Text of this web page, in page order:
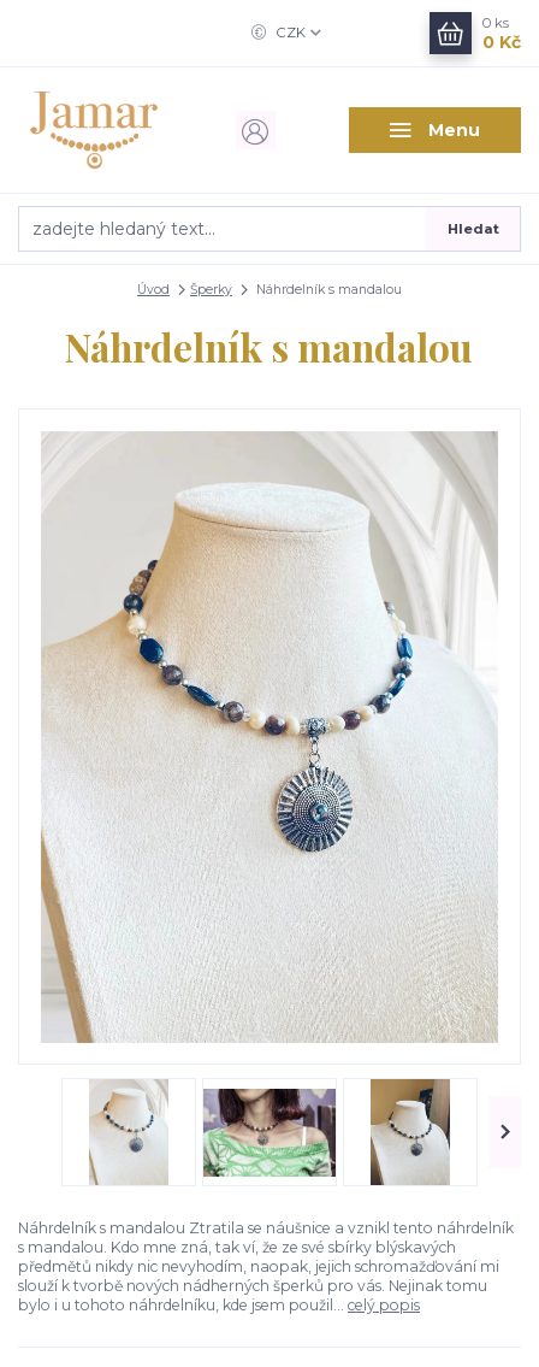
Menu
CZK
Hledat
0 ks
0 Kč
Úvod Šperky Náhrdelník s mandalou
Náhrdelník s mandalou
Náhrdelník s mandalou Ztratila se náušnice a vznikl tento náhrdelník
s mandalou. Kdo mne zná, tak ví, že ze své sbírky blýskavých
předmětů nikdy nic nevyhodím, naopak, jejich schromažďování mi
slouží k tvorbě nových nádherných šperků pro vás. Nejinak tomu
bylo i u tohoto náhrdelníku, kde jsem použil... celý popis